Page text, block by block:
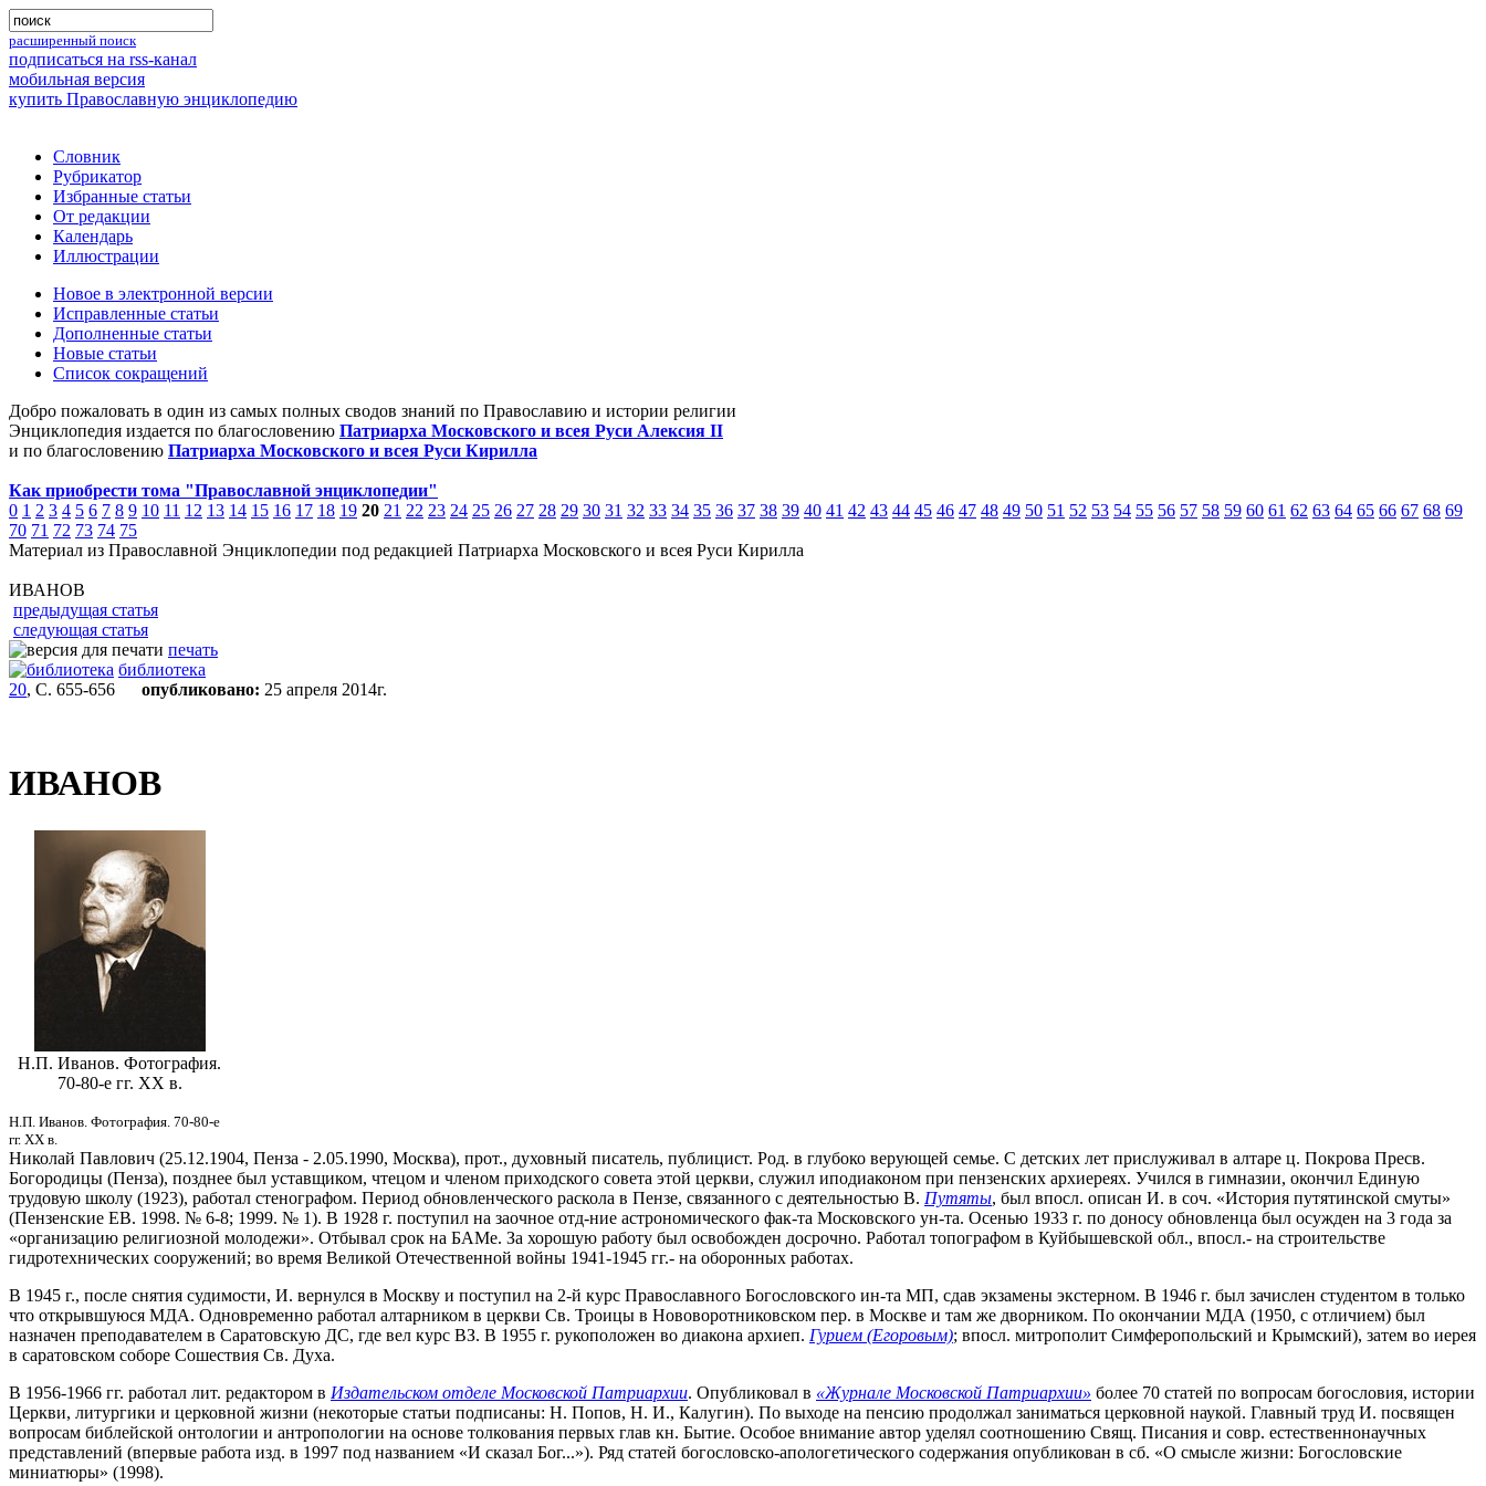
расширенный поиск
подписаться на rss-канал
мобильная версия
купить Православную энциклопедию
Словник
Рубрикатор
Избранные статьи
От редакции
Календарь
Иллюстрации
Новое в электронной версии
Исправленные статьи
Дополненные статьи
Новые статьи
Список сокращений
Добро пожаловать в один из самых полных сводов знаний по Православию и истории религии
Энциклопедия издается по благословению Патриарха Московского и всея Руси Алексия II
и по благословению Патриарха Московского и всея Руси Кирилла
Как приобрести тома "Православной энциклопедии"
0 1 2 3 4 5 6 7 8 9 10 11 12 13 14 15 16 17 18 19 20 21 22 23 24 25 26 27 28 29 30 31 32 33 34 35 36 37 38 39 40 41 42 43 44 45 46 47 48 49 50 51 52 53 54 55 56 57 58 59 60 61 62 63 64 65 66 67 68 69
70 71 72 73 74 75
Материал из Православной Энциклопедии под редакцией Патриарха Московского и всея Руси Кирилла
ИВАНОВ
предыдущая статья
следующая статья
печать
библиотека
20, С. 655-656 опубликовано: 25 апреля 2014г.
ИВАНОВ
Н.П. Иванов. Фотография.
70-80-е гг. XX в.
Н.П. Иванов. Фотография. 70-80-е
гг. XX в.
Николай Павлович (25.12.1904, Пенза - 2.05.1990, Москва), прот., духовный писатель, публицист. Род. в глубоко верующей семье. С детских лет прислуживал в алтаре ц. Покрова Пресв.
Богородицы (Пенза), позднее был уставщиком, чтецом и членом приходского совета этой церкви, служил иподиаконом при пензенских архиереях. Учился в гимназии, окончил Единую
трудовую школу (1923), работал стенографом. Период обновленческого раскола в Пензе, связанного с деятельностью В. Путяты, был впосл. описан И. в соч. «История путятинской смуты»
(Пензенские ЕВ. 1998. № 6-8; 1999. № 1). В 1928 г. поступил на заочное отд-ние астрономического фак-та Московского ун-та. Осенью 1933 г. по доносу обновленца был осужден на 3 года за
«организацию религиозной молодежи». Отбывал срок на БАМе. За хорошую работу был освобожден досрочно. Работал топографом в Куйбышевской обл., впосл.- на строительстве
гидротехнических сооружений; во время Великой Отечественной войны 1941-1945 гг.- на оборонных работах.
В 1945 г., после снятия судимости, И. вернулся в Москву и поступил на 2-й курс Православного Богословского ин-та МП, сдав экзамены экстерном. В 1946 г. был зачислен студентом в только
что открывшуюся МДА. Одновременно работал алтарником в церкви Св. Троицы в Нововоротниковском пер. в Москве и там же дворником. По окончании МДА (1950, с отличием) был
назначен преподавателем в Саратовскую ДС, где вел курс ВЗ. В 1955 г. рукоположен во диакона архиеп. Гурием (Егоровым); впосл. митрополит Симферопольский и Крымский), затем во иерея
в саратовском соборе Сошествия Св. Духа.
В 1956-1966 гг. работал лит. редактором в Издательском отделе Московской Патриархии. Опубликовал в «Журнале Московской Патриархии» более 70 статей по вопросам богословия, истории
Церкви, литургики и церковной жизни (некоторые статьи подписаны: Н. Попов, Н. И., Калугин). По выходе на пенсию продолжал заниматься церковной наукой. Главный труд И. посвящен
вопросам библейской онтологии и антропологии на основе толкования первых глав кн. Бытие. Особое внимание автор уделял соотношению Свящ. Писания и совр. естественнонаучных
представлений (впервые работа изд. в 1997 под названием «И сказал Бог...»). Ряд статей богословско-апологетического содержания опубликован в сб. «О смысле жизни: Богословские
миниатюры» (1998).